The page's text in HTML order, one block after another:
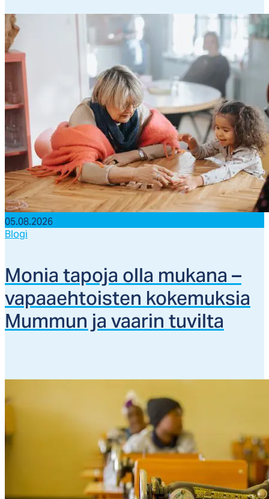
05.08.2026
Blogi
Mo­nia ta­po­ja ol­la mu­ka­na –
va­paaeh­tois­ten ko­ke­muk­sia
Mum­mun ja vaa­rin tu­vil­ta